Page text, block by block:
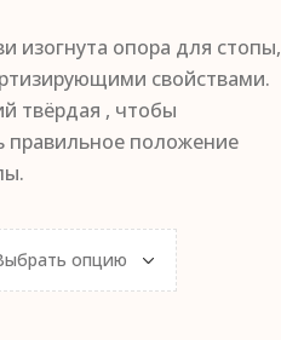
изогнута опора для стопы,
свойствами.
твёрдая , чтобы
правильное положение